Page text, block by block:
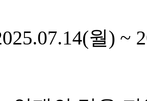
월) ~